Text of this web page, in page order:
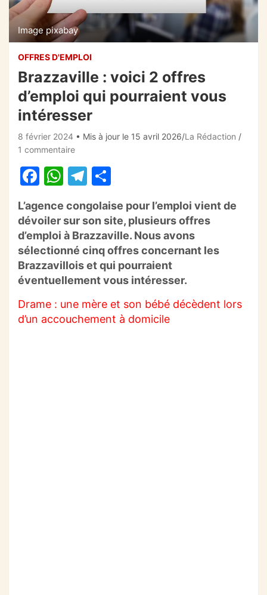
Image pixabay
OFFRES D'EMPLOI
Brazzaville : voici 2 offres
d’emploi qui pourraient vous
intéresser
8 février 2024 • Mis à jour le 15 avril 2026 La Rédaction
1 commentaire
F
c
e
b
o
o
k
W
at
s
A
p
p
T
e
gr
a
m
ta
g
er
L’agence congolaise pour l’emploi vient de
dévoiler sur son site, plusieurs offres
d’emploi à Brazzaville. Nous avons
sélectionné cinq offres concernant les
Brazzavillois et qui pourraient
éventuellement vous intéresser.
Drame : une mère et son bébé décèdent lors
d’un accouchement à domicile